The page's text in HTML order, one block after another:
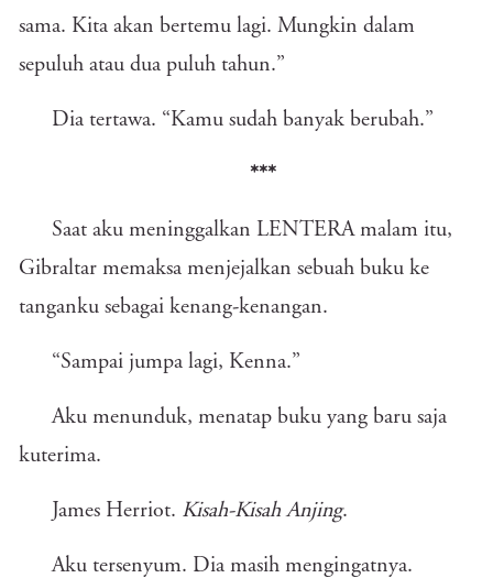
sama. Kita akan bertemu lagi. Mungkin dalam
sepuluh atau dua puluh tahun.”
Dia tertawa. “Kamu sudah banyak berubah.”
***
Saat aku meninggalkan LENTERA malam itu,
Gibraltar memaksa menjejalkan sebuah buku ke
tanganku sebagai kenang-kenangan.
“Sampai jumpa lagi, Kenna.”
Aku menunduk, menatap buku yang baru saja
kuterima.
James Herriot. Kisah-Kisah Anjing.
Aku tersenyum. Dia masih mengingatnya.